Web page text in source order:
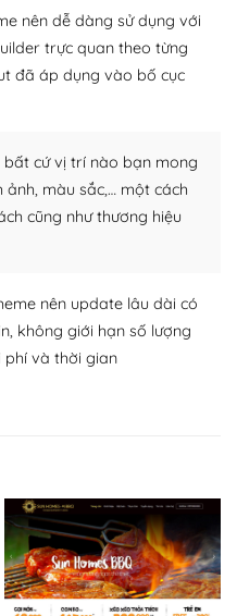
cài đặt thêm vào
tính năng cần thiết. Có
phí.
thư viện themes và
phú. Bạn có thể thỏa
phù hợp cho mục đích
quyết định nơi lưu trữ
website WordPress
nên dễ dàng sử dụng với
trực quan theo từng
đã áp dụng vào bố cục
cứ vị trí nào bạn mong
ảnh, màu sắc,… một cách
cũng như thương hiệu
nên update lâu dài có
không giới hạn số lượng
phí và thời gian